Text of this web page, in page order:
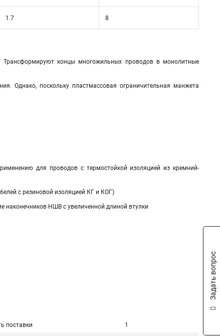
1.7 8
Трансформируют концы многожильных проводов в монолитные
Однако, поскольку пластмассовая ограничительная манжета
для проводов с термостойкой изоляцией из кремний-
с резиновой изоляцией КГ и КОГ)
наконечников НШВ с увеличенной длиной втулки
поставки 1
Задать вопрос